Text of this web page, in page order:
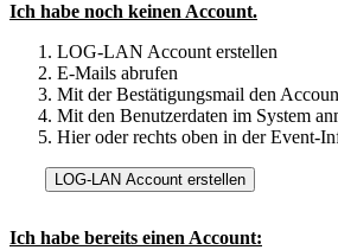
Ich habe noch keinen Account.
LOG-LAN Account erstellen
E-Mails abrufen
Mit der Bestätigungsmail den
Mit den Benutzerdaten im System
Hier oder rechts oben in der Event-
Ich habe bereits einen Account: